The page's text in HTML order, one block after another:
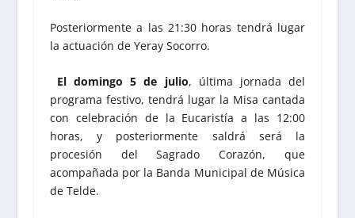
Posteriormente a las 21:30 horas tendrá lugar
la actuación de Yeray Socorro.
El domingo 5 de julio, última jornada del
programa festivo, tendrá lugar la Misa cantada
con celebración de la Eucaristía a las 12:00
horas, y posteriormente saldrá será la
procesión del Sagrado Corazón, que
acompañada por la Banda Municipal de Música
de Telde.